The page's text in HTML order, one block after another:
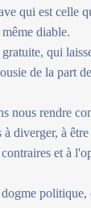
qui est celle
diable.
qui
de la part
nous rendre
à diverger, à
et à
politique,